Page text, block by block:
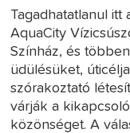
Tagadhatatlanul itt
AquaCity
Színház, és
üdülésüket,
szórakoztató
várják a
közönséget. A